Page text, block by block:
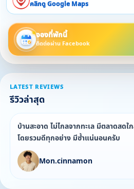
คลิกดู Google Maps
จองที่พักนี้
ติดต่อผ่าน Facebook
LATEST REVIEWS
รีวิวล่าสุด
บ้านสะอาด ไม่ไกลจากทะเล มีตลาดสดใ
โดยรวมดีทุกอย่าง มีซ้ำแน่นอนครับ
Mon.cinnamon